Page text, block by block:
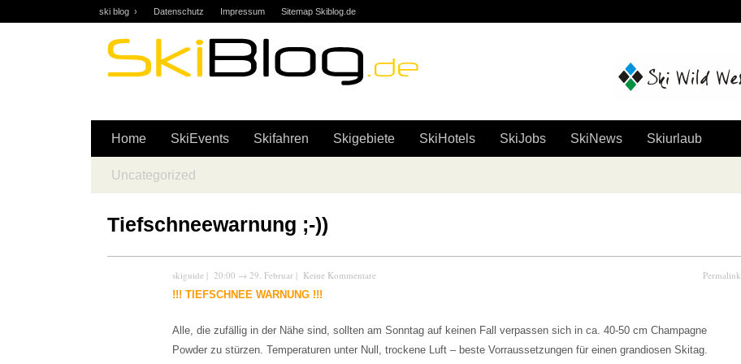
ski blog › Datenschutz Impressum Sitemap Skiblog.de
Home SkiEvents Skifahren Skigebiete SkiHotels SkiJobs SkiNews Skiurlaub
Uncategorized
Tiefschneewarnung ;-))
skiguide | 20:00 → 29. Februar | Keine Kommentare
Permalink
!!! TIEFSCHNEE WARNUNG !!!
Alle, die zufällig in der Nähe sind, sollten am Sonntag auf keinen Fall verpassen sich in ca. 40-50 cm Champagne
Powder zu stürzen. Temperaturen unter Null, trockene Luft – beste Vorraussetzungen für einen grandiosen Skitag.